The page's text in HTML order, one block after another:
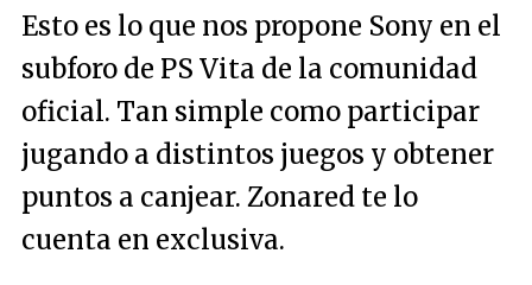
Esto es lo que nos propone Sony en el
subforo de PS Vita de la comunidad
oficial. Tan simple como participar
jugando a distintos juegos y obtener
puntos a canjear. Zonared te lo
cuenta en exclusiva.